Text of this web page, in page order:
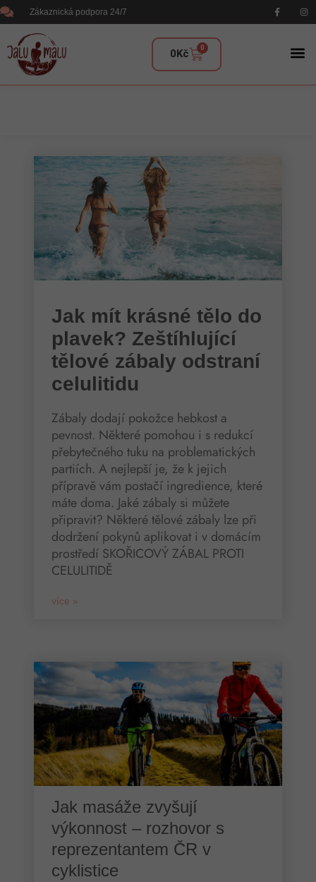
Zákaznická podpora 24/7
0Kč 0
Jak mít krásné tělo do
plavek? Zeštíhlující
tělové zábaly odstraní
celulitidu
Zábaly dodají pokožce hebkost a
pevnost. Některé pomohou i s redukcí
přebytečného tuku na problematických
partiích. A nejlepší je, že k jejich
přípravě vám postačí ingredience, které
máte doma. Jaké zábaly si můžete
připravit? Některé tělové zábaly lze při
dodržení pokynů aplikovat i v domácím
prostředí SKOŘICOVÝ ZÁBAL PROTI
CELULITIDĚ
více »
Jak masáže zvyšují
výkonnost – rozhovor s
reprezentantem ČR v
cyklistice